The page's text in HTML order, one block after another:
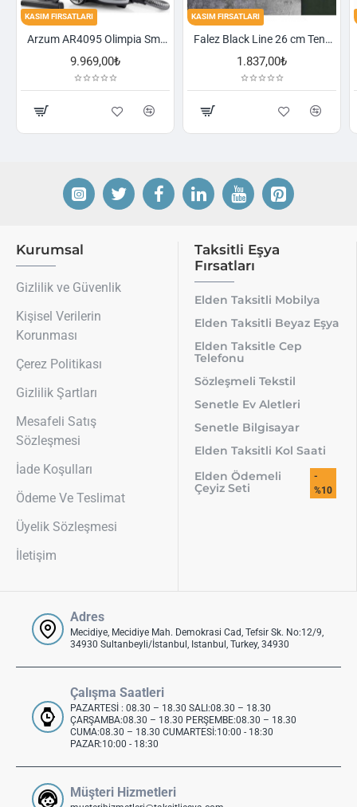
KASIM FIRSATLARI
Arzum AR4095 Olimpia Smart Cyclone Filtreli Süpürge - Füme
9.969,00₺
KASIM FIRSATLARI
Falez Black Line 26 cm Tencere
1.837,00₺
Kurumsal
Gizlilik ve Güvenlik
Kişisel Verilerin
Korunması
Çerez Politikası
Gizlilik Şartları
Mesafeli Satış
Sözleşmesi
İade Koşulları
Ödeme Ve Teslimat
Üyelik Sözleşmesi
İletişim
Taksitli Eşya
Fırsatları
Elden Taksitli Mobilya
Elden Taksitli Beyaz Eşya
Elden Taksitle Cep
Telefonu
Sözleşmeli Tekstil
Senetle Ev Aletleri
Senetle Bilgisayar
Elden Taksitli Kol Saati
Elden Ödemeli
Çeyiz Seti
-
%10
Adres
Mecidiye, Mecidiye Mah. Demokrasi Cad, Tefsir Sk. No:12/9,
34930 Sultanbeyli/İstanbul, Istanbul, Turkey, 34930
Çalışma Saatleri
PAZARTESİ : 08.30 – 18.30 SALI:08.30 – 18.30
ÇARŞAMBA:08.30 – 18.30 PERŞEMBE:08.30 – 18.30
CUMA:08.30 – 18.30 CUMARTESİ:10:00 - 18:30
PAZAR:10:00 - 18:30
Müşteri Hizmetleri